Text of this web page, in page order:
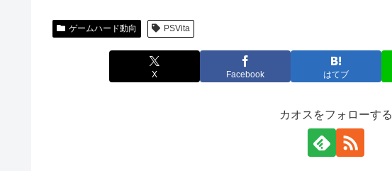
ゲームハード動向 PSVita
X Facebook はてブ
カオスをフォローする